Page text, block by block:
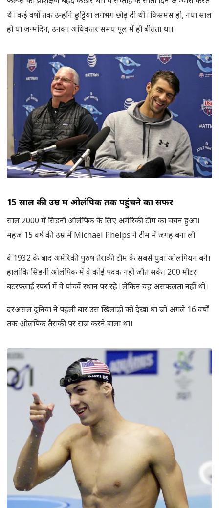
थे। कई वर्षों तक उन्होंने छुट्टियां लगभग छोड़ दी थीं। क्रिसमस हो, नया साल
हो या जन्मदिन, उनका अधिकतर समय पूल में ही बीतता था।
15 साल की उम्र में ओलंपिक तक पहुंचने का सफर
साल 2000 में सिडनी ओलंपिक के लिए अमेरिकी टीम का चयन हुआ।
महज 15 वर्ष की उम्र में Michael Phelps ने टीम में जगह बना ली।
वे 1932 के बाद अमेरिकी पुरुष तैराकी टीम के सबसे युवा ओलंपियन बने।
हालांकि सिडनी ओलंपिक में वे कोई पदक नहीं जीत सके। 200 मीटर
बटरफ्लाई स्पर्धा में वे पांचवें स्थान पर रहे। लेकिन यह असफलता नहीं थी।
दरअसल दुनिया ने पहली बार उस खिलाड़ी को देखा था जो अगले 16 वर्षों
तक ओलंपिक तैराकी पर राज करने वाला था।